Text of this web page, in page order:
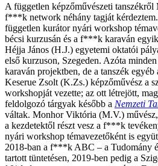
A független képzőművészeti
f***k network néhány tagját
független kurátor nyári workshop
bécsi kurzusán és a f***k karaván
Héjja János (H.J.) egyetemi oktatói
első kurzuson, Szegeden. Azóta
karaván projektben, de a tanszék
Keserue Zsolt (K.Zs.) képzőművész a
workshopját vezette; az ott létrejött,
feldolgozó tárgyak később a Nemzeti
váltak. Monhor Viktória (M.V.) művész,
a kezdetektől részt vesz a f***k
nyári workshop témavezetőként is
2018-ban a f***k ABC – a Tudomány
tartott tüntetésen, 2019-ben pedig a